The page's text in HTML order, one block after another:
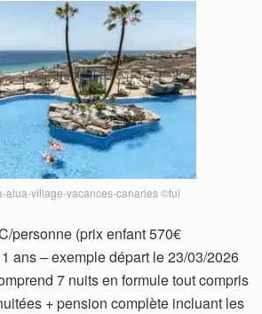
alua-village-vacances-canaries ©tui
personne (prix enfant 570€
ans – exemple départ le 23/03/2026
7 nuits en formule tout compris
+ pension complète incluant les